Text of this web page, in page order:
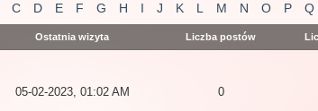
C D E F G H I J K L M N O P Q
Ostatnia wizyta Liczba postów
05-02-2023, 01:02 AM 0